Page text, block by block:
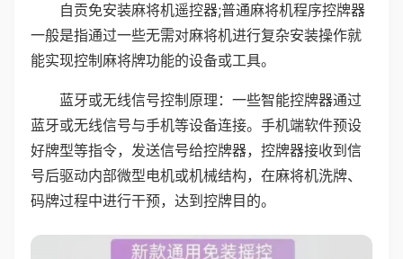
自贡免安装麻将机遥控器;普通麻将机程序控牌器
一般是指通过一些无需对麻将机进行复杂安装操作就
能实现控制麻将牌功能的设备或工具。
蓝牙或无线信号控制原理：一些智能控牌器通过
蓝牙或无线信号与手机等设备连接。手机端软件预设
好牌型等指令，发送信号给控牌器，控牌器接收到信
号后驱动内部微型电机或机械结构，在麻将机洗牌、
码牌过程中进行干预，达到控牌目的。